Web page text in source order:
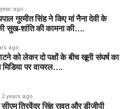
ago
गुरमीत सिंह ने किए मां नैना देवी के
सुख-शांति की कामना की….
ago
को लेकर दो पक्षों के बीच खूनी संघर्ष का
मिडिया पर वायरल….
2 years ago
सीएम त्रिवेंद्र सिंह रावत और डीजीपी